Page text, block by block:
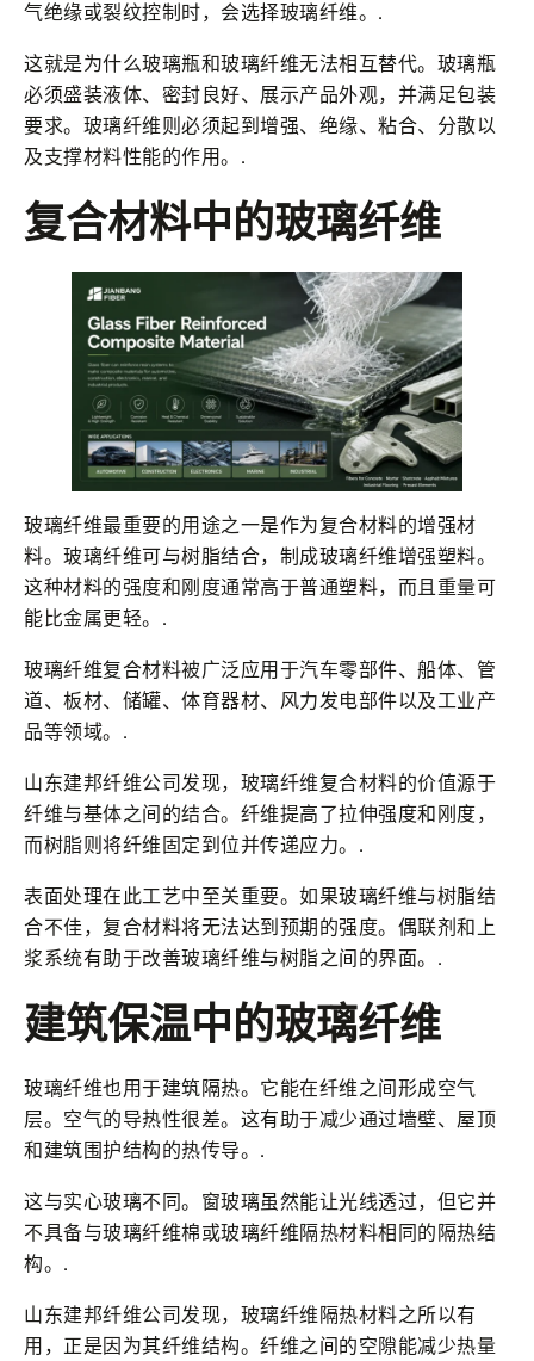
气绝缘或裂纹控制时，会选择玻璃纤维。.
这就是为什么玻璃瓶和玻璃纤维无法相互替代。玻璃瓶
必须盛装液体、密封良好、展示产品外观，并满足包装
要求。玻璃纤维则必须起到增强、绝缘、粘合、分散以
及支撑材料性能的作用。.
复合材料中的玻璃纤维
玻璃纤维最重要的用途之一是作为复合材料的增强材
料。玻璃纤维可与树脂结合，制成玻璃纤维增强塑料。
这种材料的强度和刚度通常高于普通塑料，而且重量可
能比金属更轻。.
玻璃纤维复合材料被广泛应用于汽车零部件、船体、管
道、板材、储罐、体育器材、风力发电部件以及工业产
品等领域。.
山东建邦纤维公司发现，玻璃纤维复合材料的价值源于
纤维与基体之间的结合。纤维提高了拉伸强度和刚度，
而树脂则将纤维固定到位并传递应力。.
表面处理在此工艺中至关重要。如果玻璃纤维与树脂结
合不佳，复合材料将无法达到预期的强度。偶联剂和上
浆系统有助于改善玻璃纤维与树脂之间的界面。.
建筑保温中的玻璃纤维
玻璃纤维也用于建筑隔热。它能在纤维之间形成空气
层。空气的导热性很差。这有助于减少通过墙壁、屋顶
和建筑围护结构的热传导。.
这与实心玻璃不同。窗玻璃虽然能让光线透过，但它并
不具备与玻璃纤维棉或玻璃纤维隔热材料相同的隔热结
构。.
山东建邦纤维公司发现，玻璃纤维隔热材料之所以有
用，正是因为其纤维结构。纤维之间的空隙能减少热量